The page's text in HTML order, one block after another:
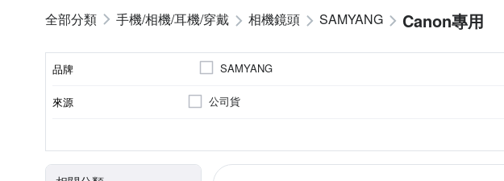
手機/相機/耳機/穿戴 相機鏡頭 SAMYANG Canon專用
品牌 SAMYANG
來源 公司貨